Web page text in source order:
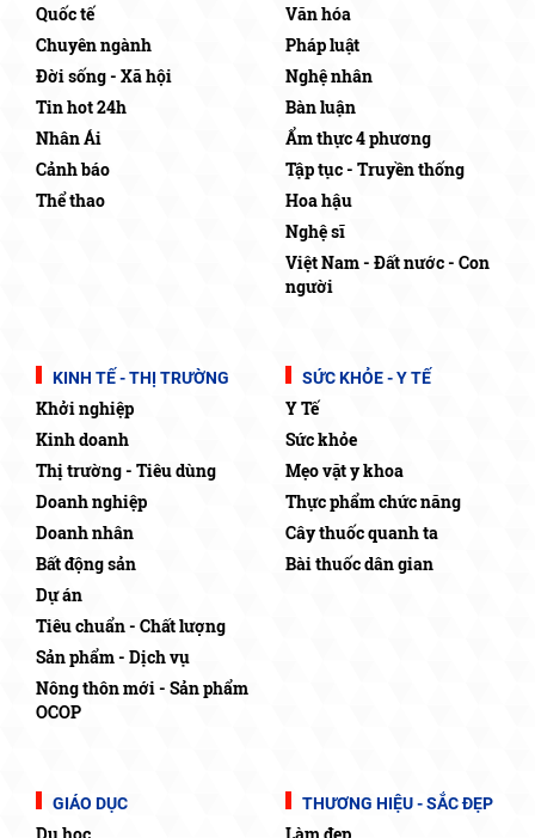
Quốc tế
Chuyên ngành
Đời sống - Xã hội
Tin hot 24h
Nhân Ái
Cảnh báo
Thể thao
Văn hóa
Pháp luật
Nghệ nhân
Bàn luận
Ẩm thực 4 phương
Tập tục - Truyền thống
Hoa hậu
Nghệ sĩ
Việt Nam - Đất nước - Con
người
KINH TẾ - THỊ TRƯỜNG
Khởi nghiệp
Kinh doanh
Thị trường - Tiêu dùng
Doanh nghiệp
Doanh nhân
Bất động sản
Dự án
Tiêu chuẩn - Chất lượng
Sản phẩm - Dịch vụ
Nông thôn mới - Sản phẩm
OCOP
SỨC KHỎE - Y TẾ
Y Tế
Sức khỏe
Mẹo vặt y khoa
Thực phẩm chức năng
Cây thuốc quanh ta
Bài thuốc dân gian
GIÁO DỤC THƯƠNG HIỆU - SẮC ĐẸP